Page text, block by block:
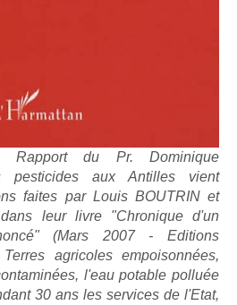
Rapport du Pr. Dominique
pesticides aux Antilles vient
faites par Louis BOUTRIN et
leur livre "Chronique d'un
(Mars 2007 - Editions
agricoles empoisonnées,
l'eau potable polluée
30 ans les services de l'Etat,